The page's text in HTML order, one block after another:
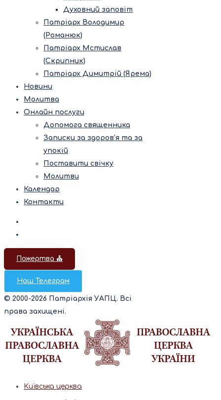
Духовний заповіт
Патріарх Володимир
(Романюк)
Патріарх Мстислав
(Скрипник)
Патріарх Димитрій (Ярема)
Новини
Молитва
Онлайн послуги
Допомога священника
Записки за здоров’я та за
упокій
Поставити свічку
Молитви
Календар
Контакти
Пожертва ⛪️
Наш Телеграм
© 2000-2026 Патріархія УАПЦ. Всі
права захищені.
Київська церква